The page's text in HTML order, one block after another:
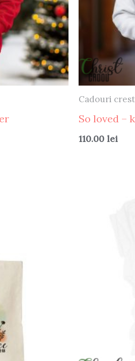
Cadouri
So loved –
110.00lei